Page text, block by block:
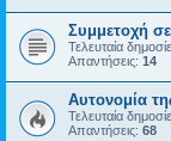
Συμμετοχή σε
Τελευταία
Απαντήσεις: 14
Αυτονομία
Τελευταία
Απαντήσεις: 68